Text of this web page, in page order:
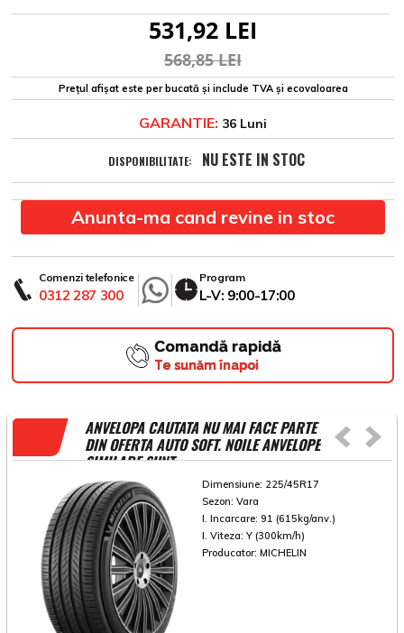
531,92 LEI
568,85 LEI
Prețul afișat este per bucată și include TVA și ecovaloarea
GARANTIE: 36 Luni
DISPONIBILITATE: NU ESTE IN STOC
Anunta-ma cand revine in stoc
Comenzi telefonice
0312 287 300
Program
L-V: 9:00-17:00
Comandă rapidă
Te sunăm înapoi
ANVELOPA CAUTATA NU MAI FACE PARTE
DIN OFERTA AUTO SOFT. NOILE ANVELOPE
SIMILARE SUNT
Dimensiune: 225/45R17
Sezon: Vara
I. Incarcare: 91 (615kg/anv.)
I. Viteza: Y (300km/h)
Producator: MICHELIN